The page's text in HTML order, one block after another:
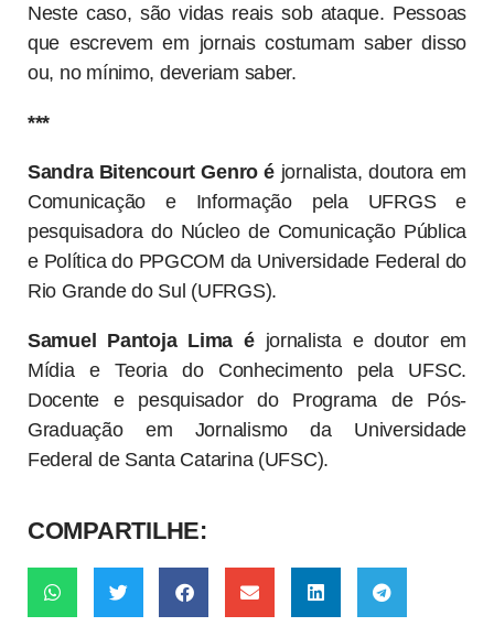
Neste caso, são vidas reais sob ataque. Pessoas
que escrevem em jornais costumam saber disso
ou, no mínimo, deveriam saber.
***
Sandra Bitencourt Genro é jornalista, doutora em
Comunicação e Informação pela UFRGS e
pesquisadora do Núcleo de Comunicação Pública
e Política do PPGCOM da Universidade Federal do
Rio Grande do Sul (UFRGS).
Samuel Pantoja Lima éjornalista e doutor em
Mídia e Teoria do Conhecimento pela UFSC.
Docente e pesquisador do Programa de Pós-
Graduação em Jornalismo da Universidade
Federal de Santa Catarina (UFSC).
COMPARTILHE: